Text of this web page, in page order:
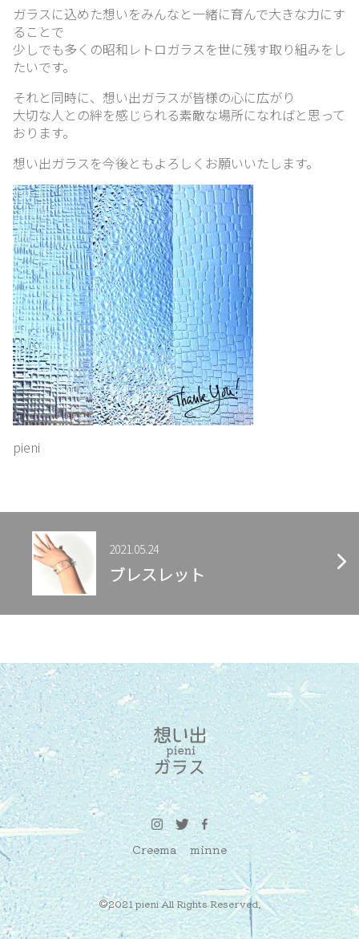
ブ
ロ
ン
ク
集
お
問
い
合
わ
せ
ガラスに込めた想いをみんなと一緒に育んで大きな力にす
ることで
少しでも多くの昭和レトロガラスを世に残す取り組みをし
たいです。
それと同時に、想い出ガラスが皆様の心に広がり
大切な人との絆を感じられる素敵な場所になればと思って
おります。
想い出ガラスを今後ともよろしくお願いいたします。
pieni
2021.05.24
ブレスレット
Creema minne
©2021 pieni All Rights Reserved.